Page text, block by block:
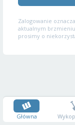
Zalogowanie
aktualnym
prosimy o
Główna